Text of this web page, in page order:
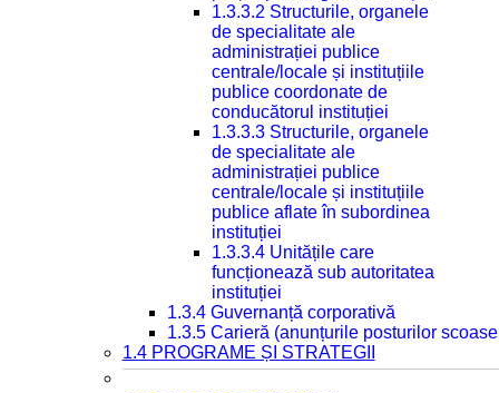
1.3.3.2 Structurile, organele
de specialitate ale
administrației publice
centrale/locale și instituțiile
publice coordonate de
conducătorul instituției
1.3.3.3 Structurile, organele
de specialitate ale
administrației publice
centrale/locale și instituțiile
publice aflate în subordinea
instituției
1.3.3.4 Unitățile care
funcționează sub autoritatea
instituției
1.3.4 Guvernanță corporativă
1.3.5 Carieră (anunțurile posturilor
1.4 PROGRAME ȘI STRATEGII